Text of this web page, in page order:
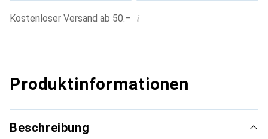
Kostenloser Versand ab 50.– i
Produktinformationen
Beschreibung